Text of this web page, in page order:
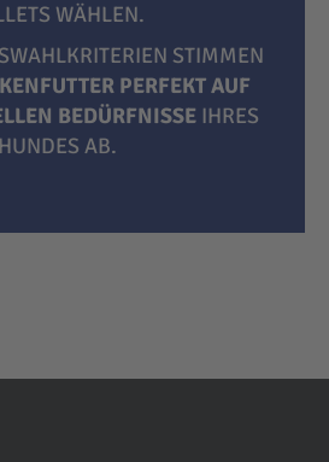
WÄHLEN.
STIMMEN
PERFEKT AUF
BEDÜRFNISSE IHRES
HUNDES AB.